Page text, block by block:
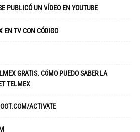
PUBLICÓ UN VÍDEO EN YOUTUBE
EN TV CON CÓDIGO
GRATIS. CÓMO PUEDO SABER LA
TELMEX
ACTIVATE